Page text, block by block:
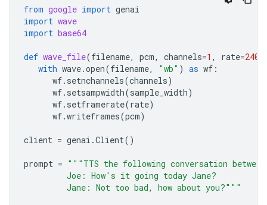
from google import genai
import wave
import base64
def wave_file(filename, pcm, channels=1 , rate=
with wave.open(filename, "wb" ) as wf :
wf. setnchannels(channels)
wf. setsampwidth(sample_width)
wf. setframerate(rate)
wf.writeframes(pcm)
client = genai .Client()
prompt = """TTS the following conversation
         Joe: How's it going today Jane?
         Jane: Not too bad, how about you?"""